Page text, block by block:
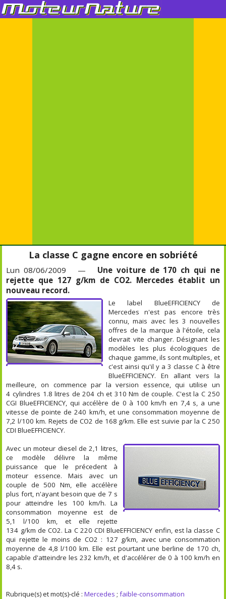
La classe C gagne encore en sobriété
Lun 08/06/2009 — Une voiture de 170 ch qui ne
rejette que 127 g/km de CO2. Mercedes établit un
nouveau record.
Le label BlueEFFICIENCY de
Mercedes n'est pas encore très
connu, mais avec les 3 nouvelles
offres de la marque à l'étoile, cela
devrait vite changer. Désignant les
modèles les plus écologiques de
chaque gamme, ils sont multiples, et
c'est ainsi qu'il y a 3 classe C à être
BlueEFFICIENCY. En allant vers la
meilleure, on commence par la version essence, qui utilise un
4 cylindres 1.8 litres de 204 ch et 310 Nm de couple. C'est la C 250
CGI BlueEFFICIENCY, qui accélère de 0 à 100 km/h en 7,4 s, a une
vitesse de pointe de 240 km/h, et une consommation moyenne de
7,2 l/100 km. Rejets de CO2 de 168 g/km. Elle est suivie par la C 250
CDI BlueEFFICIENCY.
Avec un moteur diesel de 2,1 litres,
ce modèle délivre la même
puissance que le précedent à
moteur essence. Mais avec un
couple de 500 Nm, elle accélère
plus fort, n'ayant besoin que de 7 s
pour atteindre les 100 km/h. La
consommation moyenne est de
5,1 l/100 km, et elle rejette
134 g/km de CO2. La C 220 CDI BlueEFFICIENCY enfin, est la classe C
qui rejette le moins de CO2 : 127 g/km, avec une consommation
moyenne de 4,8 l/100 km. Elle est pourtant une berline de 170 ch,
capable d'atteindre les 232 km/h, et d'accélérer de 0 à 100 km/h en
8,4 s.
Rubrique(s) et mot(s)-clé :Mercedes ;faible-consommation